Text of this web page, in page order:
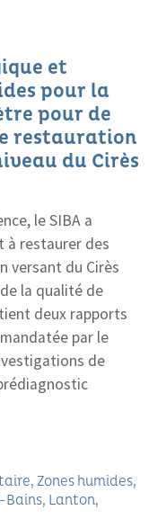
et
pour la
pour de
restauration
du Cirès
le SIBA a
à restaurer des
versant du Cirès
la qualité de
deux rapports
par le
de
Zones humides
Bains Lanton